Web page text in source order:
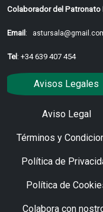
Colaborador del Patronato
Email:
Tel: +34 639 407 454
Avisos Legales
Aviso Legal
Términos y
Política de
Política de
Colabora con